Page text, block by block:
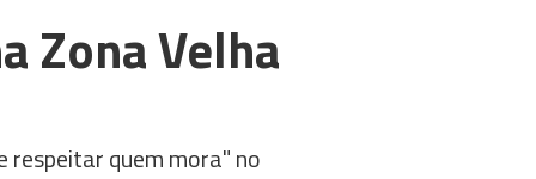
Zona Velha
respeitar quem mora" no